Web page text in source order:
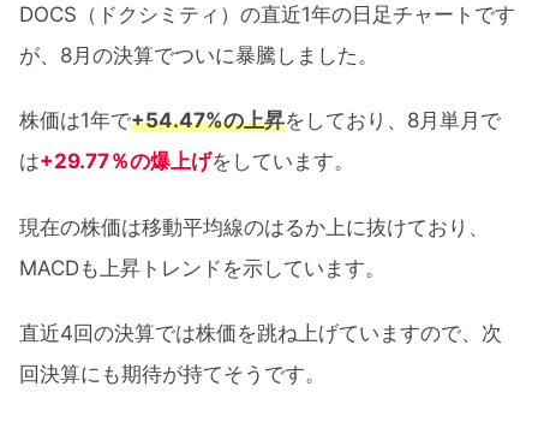
DOCS（ドクシミティ）の直近1年の日足チャートです
が、8月の決算でついに暴騰しました。
株価は1年で+54.47%の上昇をしており、8月単月で
は+29.77％の爆上げをしています。
現在の株価は移動平均線のはるか上に抜けており、
MACDも上昇トレンドを示しています。
直近4回の決算では株価を跳ね上げていますので、次
回決算にも期待が持てそうです。